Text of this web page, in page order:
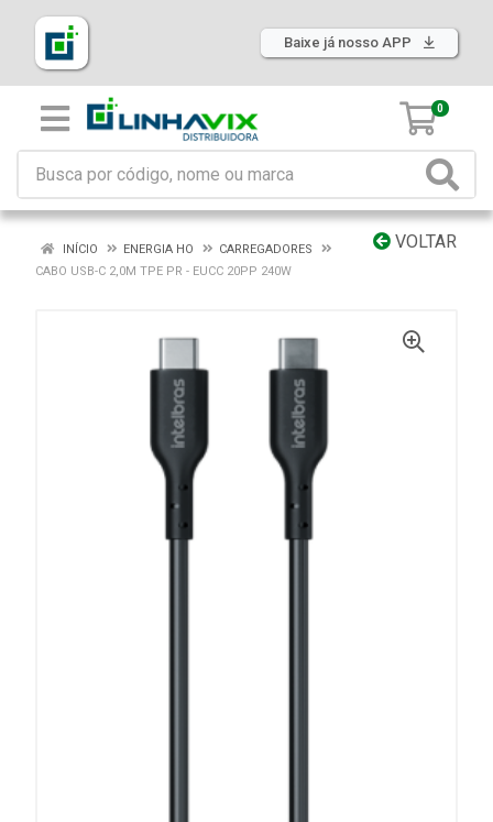
Baixe já nosso APP
0
VOLTAR
INÍCIO ENERGIA HO
CARREGADORES
CABO USB-C 2,0M TPE PR - EUCC 20PP 240W